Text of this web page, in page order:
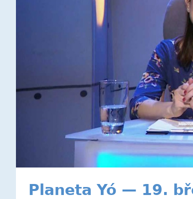
Planeta Yó — 19.